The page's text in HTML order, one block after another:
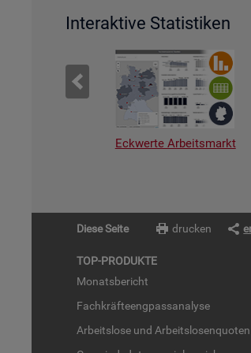
Interaktive Statistiken
Eckwerte Arbeitsmarkt
Diese Seite drucken
TOP-PRO­DUK­TE
Mo­nats­be­richt
Fach­kräf­te­eng­pass­ana­ly­se
Ar­beits­lo­se und Ar­beits­lo­sen­quo­ten